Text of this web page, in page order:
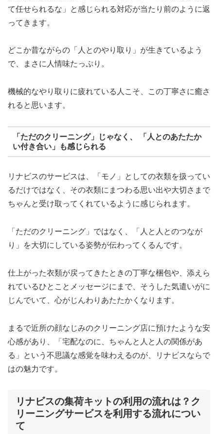
て任せられるな」と感じられる対応が当たり前のように返
ってきます。
どこか昔ながらの「人とのやり取り」が生きているよう
で、まさに人情味たっぷり。
機械的なやり取りに疲れている人こそ、この丁寧さに癒さ
れると思います。
「ただのクリーニング」じゃなく、 「人とのあたたか
い付き合い」も感じられる
リナビスのサービスは、「モノ」としての衣類を扱ってい
るだけではなく、その衣類にまつわる思い出や大切さまで
ちゃんと受け取ってくれているように感じられます。
「ただのクリーニング」ではなく、「人と人とのつなが
り」を大切にしている姿勢が伝わってくるんです。
仕上がった衣類が戻ってきたときの丁寧な梱包や、添えら
れているひとことメッセージにまで、そうした気遣いがに
じんでいて、心がじんわりあたたかくなります。
まるで近所の顔なじみのクリーニング店に預けたような安
心感があり、「宅配なのに、ちゃんと人と人の関係があ
る」という不思議な感覚を味わえるのが、リナビスならで
はの魅力です。
リナビスの集荷キットの利用の流れは？ク
リーニングサービスを利用する流れについ
て